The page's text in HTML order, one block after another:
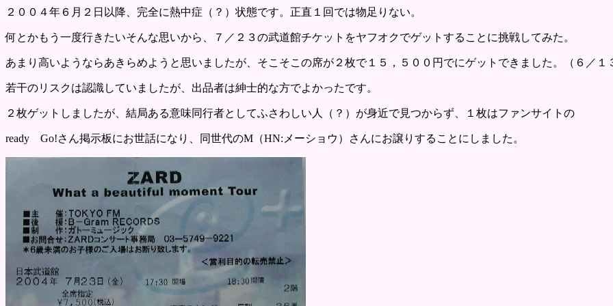
２００４年６月２日以降、完全に熱中症（？）状態です。正直１回では物足りない。
何とかもう一度行きたいそんな思いから、７／２３の武道館チケットをヤフオクでゲットすることに挑戦してみた。
あまり高いようならあきらめようと思いましたが、そこそこの席が２枚で１５，５００円でにゲットできました。（６／１
若干のリスクは認識していましたが、出品者は紳士的な方でよかったです。
２枚ゲットしましたが、結局ある意味同行者としてふさわしい人（？）が身近で見つからず、１枚はファンサイトの
ready Go!さん掲示板にお世話になり、同世代のM（HN:メーショウ）さんにお譲りすることにしました。